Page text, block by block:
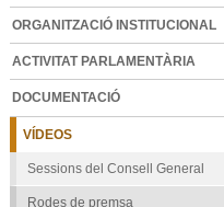
ORGANITZACIÓ INSTITUCIONAL
ACTIVITAT PARLAMENTÀRIA
DOCUMENTACIÓ
VÍDEOS
Sessions del Consell General
Rodes de premsa